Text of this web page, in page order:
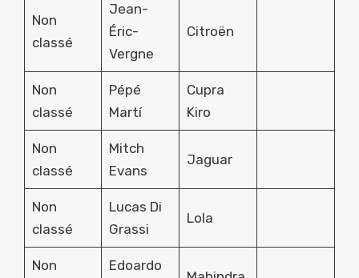
Non
classé
Jean-
Éric-
Vergne
Citroën
Non
classé
Pépé
Martí
Cupra
Kiro
Non
classé
Mitch
Evans
Jaguar
Non
classé
Lucas Di
Grassi
Lola
Non Edoardo